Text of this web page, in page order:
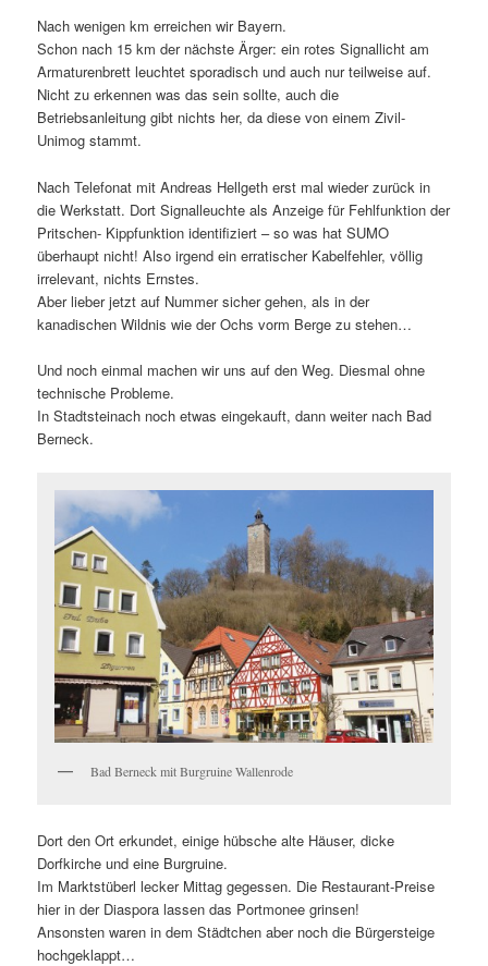
Nach wenigen km erreichen wir Bayern.
Schon nach 15 km der nächste Ärger: ein rotes Signallicht am
Armaturenbrett leuchtet sporadisch und auch nur teilweise auf.
Nicht zu erkennen was das sein sollte, auch die
Betriebsanleitung gibt nichts her, da diese von einem Zivil-
Unimog stammt.
Nach Telefonat mit Andreas Hellgeth erst mal wieder zurück in
die Werkstatt. Dort Signalleuchte als Anzeige für Fehlfunktion der
Pritschen- Kippfunktion identifiziert – so was hat SUMO
überhaupt nicht! Also irgend ein erratischer Kabelfehler, völlig
irrelevant, nichts Ernstes.
Aber lieber jetzt auf Nummer sicher gehen, als in der
kanadischen Wildnis wie der Ochs vorm Berge zu stehen…
Und noch einmal machen wir uns auf den Weg. Diesmal ohne
technische Probleme.
In Stadtsteinach noch etwas eingekauft, dann weiter nach Bad
Berneck.
Bad Berneck mit Burgruine Wallenrode
Dort den Ort erkundet, einige hübsche alte Häuser, dicke
Dorfkirche und eine Burgruine.
Im Marktstüberl lecker Mittag gegessen. Die Restaurant-Preise
hier in der Diaspora lassen das Portmonee grinsen!
Ansonsten waren in dem Städtchen aber noch die Bürgersteige
hochgeklappt…